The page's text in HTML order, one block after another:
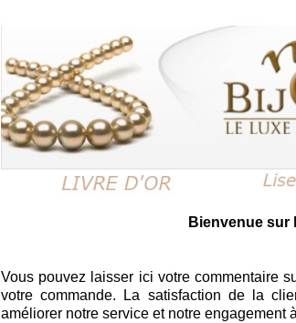
Bienvenue sur
Vous pouvez laisser ici votre commentaire
votre commande. La satisfaction de la
améliorer notre service et notre engagement